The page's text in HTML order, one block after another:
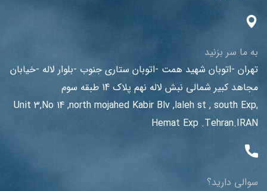
به ما سر بزنید
تهران -اتوبان شهید همت -اتوبان ستاری جنوب -بلوار لاله -خیابان
مجاهد کبیر شمالی نبش لاله نهم پلاک 14 طبقه سوم
Unit 3,No 14 ,north mojahed Kabir Blv ,laleh st , south Exp,
Hemat Exp .Tehran.IRAN
سوالی دارید؟